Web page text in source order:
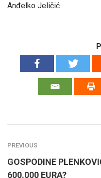
Anđelko Jeličić
PREVIOUS
GOSPODINE
600.000 EURA?